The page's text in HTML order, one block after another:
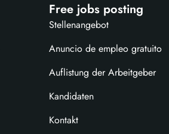
Free jobs posting
Stellenangebot
Anuncio de empleo gratuito
Auflistung der Arbeitgeber
Kandidaten
Kontakt